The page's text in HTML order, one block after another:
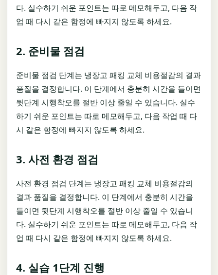
다. 실수하기 쉬운 포인트는 따로 메모해두고, 다음 작
업 때 다시 같은 함정에 빠지지 않도록 하세요.
2. 준비물 점검
준비물 점검 단계는 냉장고 패킹 교체 비용절감의 결과
품질을 결정합니다. 이 단계에서 충분히 시간을 들이면
뒷단계 시행착오를 절반 이상 줄일 수 있습니다. 실수
하기 쉬운 포인트는 따로 메모해두고, 다음 작업 때 다
시 같은 함정에 빠지지 않도록 하세요.
3. 사전 환경 점검
사전 환경 점검 단계는 냉장고 패킹 교체 비용절감의
결과 품질을 결정합니다. 이 단계에서 충분히 시간을
들이면 뒷단계 시행착오를 절반 이상 줄일 수 있습니
다. 실수하기 쉬운 포인트는 따로 메모해두고, 다음 작
업 때 다시 같은 함정에 빠지지 않도록 하세요.
4. 실습 1단계 진행